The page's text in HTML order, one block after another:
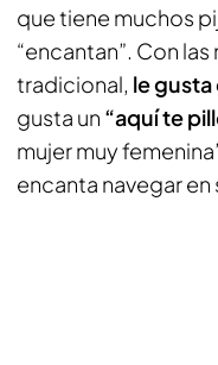
que tiene muchos
“encantan”. Con
tradicional, le
gusta un “aquí te
mujer muy
encanta navegar en